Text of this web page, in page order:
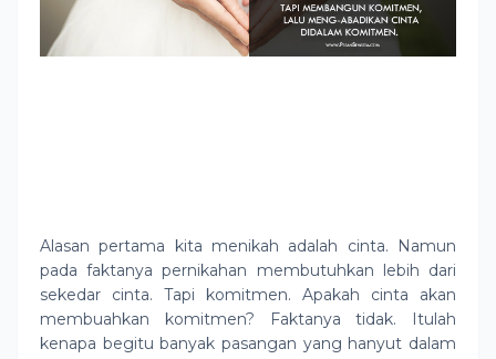
Alasan pertama kita menikah adalah cinta. Namun
pada faktanya pernikahan membutuhkan lebih dari
sekedar cinta. Tapi komitmen. Apakah cinta akan
membuahkan komitmen? Faktanya tidak. Itulah
kenapa begitu banyak pasangan yang hanyut dalam